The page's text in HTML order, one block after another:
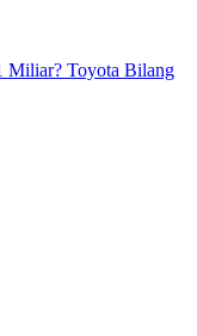
Miliar? Toyota Bilang